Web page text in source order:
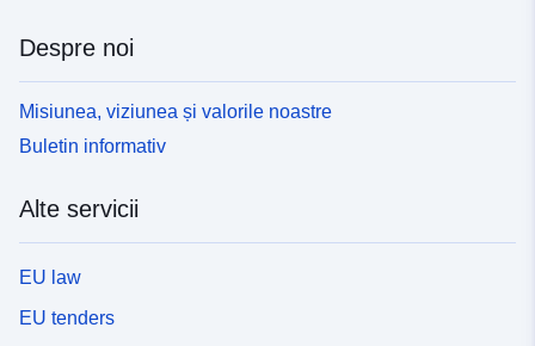
Despre noi
Misiunea, viziunea și valorile noastre
Buletin informativ
Alte servicii
EU law
EU tenders